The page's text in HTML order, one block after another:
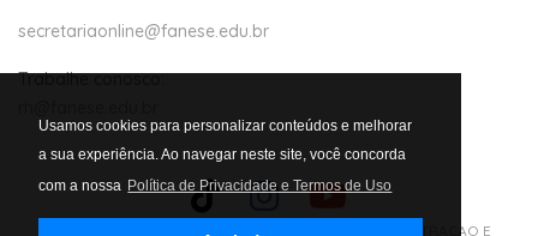
Usamos cookies para personalizar conteúdos e melhorar
a sua experiência. Ao navegar neste site, você concorda
com a nossa Política de Privacidade e Termos de Uso
secretariaonline@fanese.edu.br
Trabalhe conosco:
Fanese - FACULDADE DE ADMINISTRACAO E